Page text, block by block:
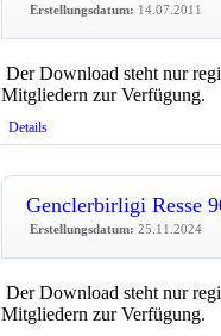
Erstellungsdatum: 14.07.2011
Der Download steht nur
Mitgliedern zur Verfügung.
Details
Genclerbirligi Resse
Erstellungsdatum: 25.11.2024
Der Download steht nur
Mitgliedern zur Verfügung.